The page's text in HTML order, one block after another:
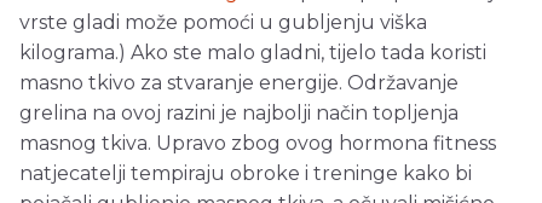
vrste gladi može pomoći u gubljenju viška
kilograma.) Ako ste malo gladni, tijelo tada koristi
masno tkivo za stvaranje energije. Održavanje
grelina na ovoj razini je najbolji način topljenja
masnog tkiva. Upravo zbog ovog hormona fitness
natjecatelji tempiraju obroke i treninge kako bi